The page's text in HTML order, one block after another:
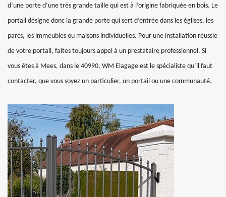
d’une porte d’une très grande taille qui est à l’origine fabriquée en bois. Le
portail désigne donc la grande porte qui sert d’entrée dans les églises, les
parcs, les immeubles ou maisons individuelles. Pour une installation réussie
de votre portail, faites toujours appel à un prestataire professionnel. Si
vous êtes à Mees, dans le 40990, WM Elagage est le spécialiste qu’il faut
contacter, que vous soyez un particulier, un portail ou une communauté.